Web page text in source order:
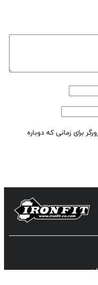
برای زمانی که دوباره